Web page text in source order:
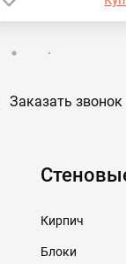
Заказать звонок
Кирпич
Блоки